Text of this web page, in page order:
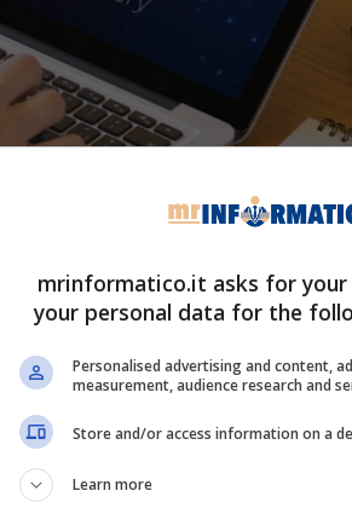
a problemi di batteria – mrinformatico.it
lungo tutto il ciclo di vita di un
della batteria. Ad esempio,
quando la batteria è
drasticamente la vita della
un’analisi dettagliata dello
mrinformatico.it asks for your
your personal data for the
Personalised advertising and content,
measurement, audience research and
Store and/or access information on a
Learn more